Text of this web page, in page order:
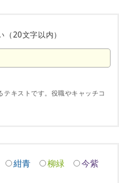
20文字以内）
キストです。役職やキャッチコ
紺青 柳緑 今紫